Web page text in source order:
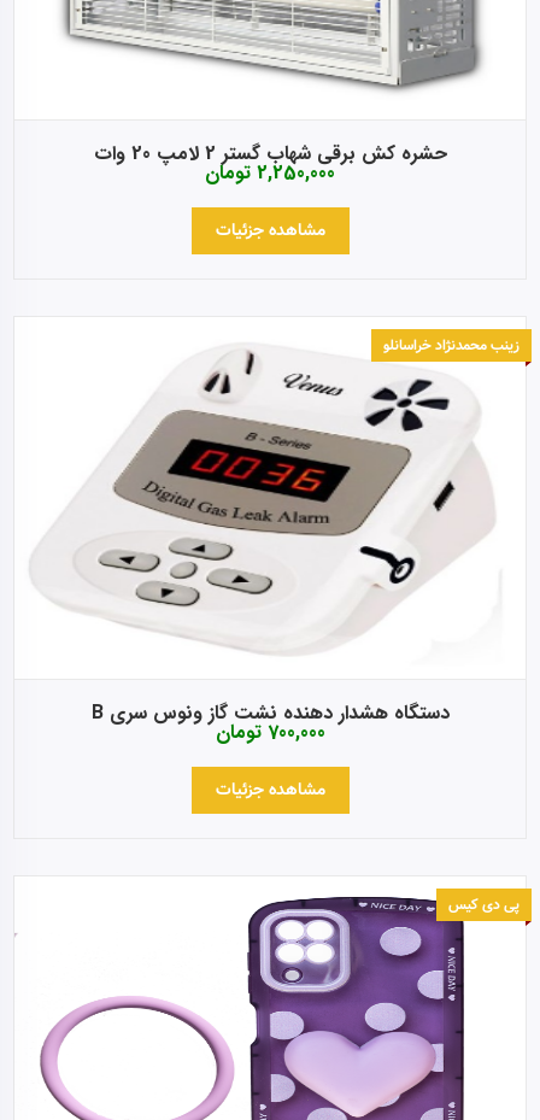
حشره کش برقی شهاب گستر 2 لامپ 20 وات
2,250,000 تومان
مشاهده جزئیات
دستگاه هشدار دهنده نشت گاز ونوس سری B
700,000 تومان
مشاهده جزئیات
زینب محمدنژاد خراسانلو
پی دی کیس